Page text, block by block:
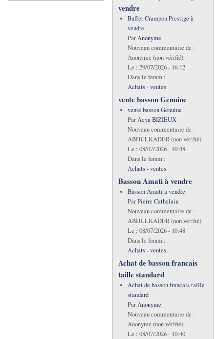
vendre
Buffet Crampon Prestige à
vendre
ParAnonyme
Nouveau commentaire de :
Anonyme (non vérifié)
Le : 29/07/2026 - 16:12
Dans le forum :
Achats - ventes
vente basson Genuine
vente basson Genuine
ParAcya BIZIEUX
Nouveau commentaire de :
ABDULKADER (non vérifié)
Le : 08/07/2026 - 10:48
Dans le forum :
Achats - ventes
Basson Amati à vendre
Basson Amati à vendre
ParPierre Cathelain
Nouveau commentaire de :
ABDULKADER (non vérifié)
Le : 08/07/2026 - 10:48
Dans le forum :
Achats - ventes
Achat de basson francais
taille standard
Achat de basson francais taille
standard
ParAnonyme
Nouveau commentaire de :
Anonyme (non vérifié)
Le : 08/07/2026 - 10:40